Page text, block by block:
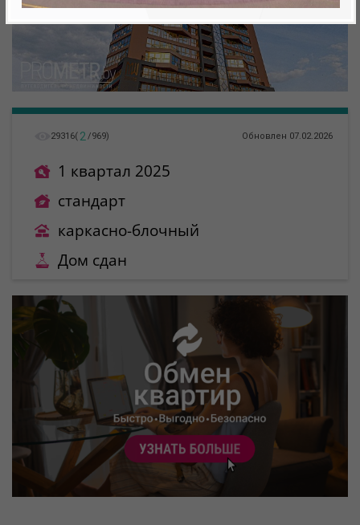
29316( 2 /969) Обновлен 07.02.2026
1 квартал 2025
стандарт
каркасно-блочный
Дом сдан